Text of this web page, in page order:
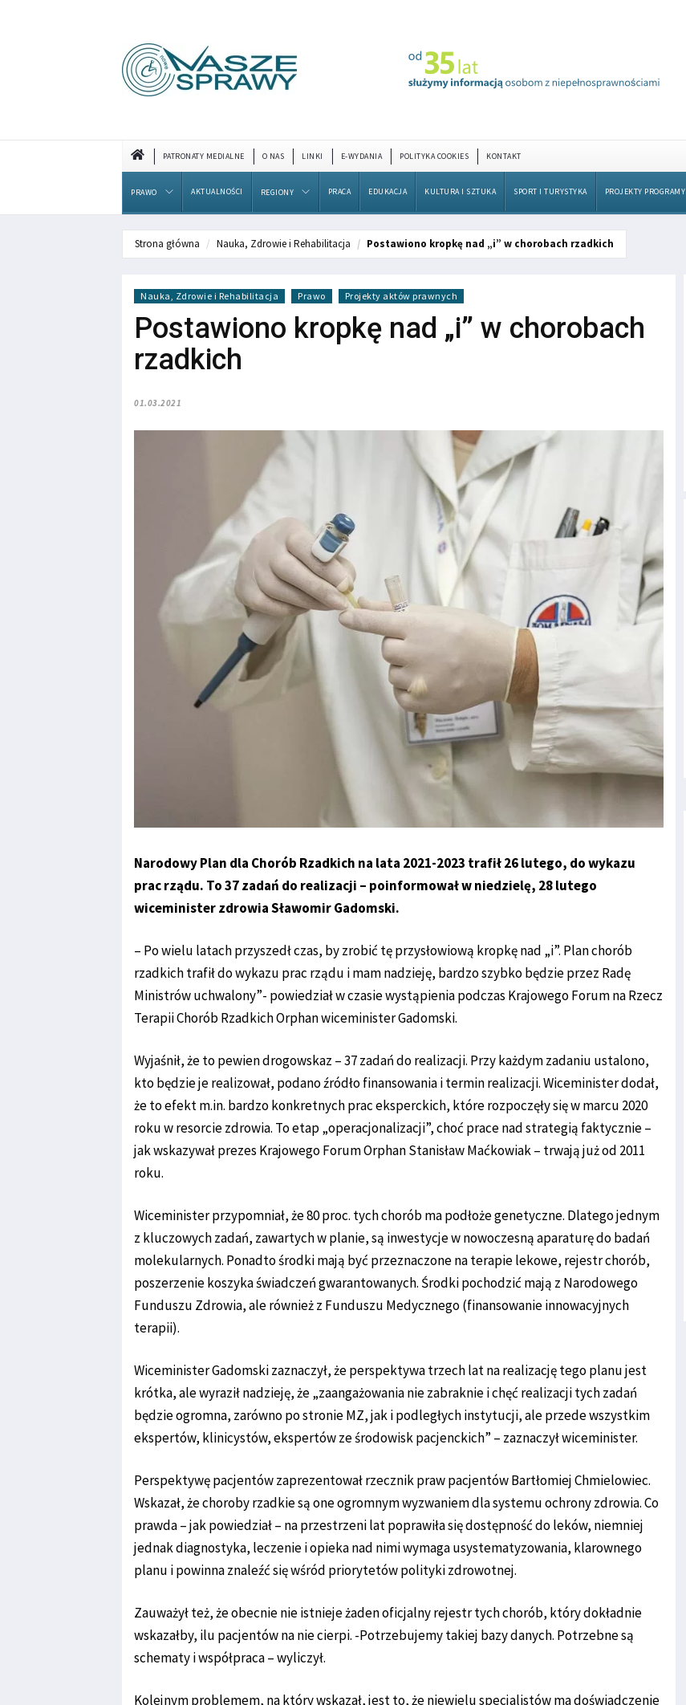
PATRONATY MEDIALNE O NAS LINKI E-WYDANIA POLITYKA COOKIES KONTAKT
PRAWO AKTUALNOŚCI REGIONY PRACA EDUKACJA KULTURA I SZTUKA SPORT I TURYSTYKA PROJEKTY PROGRAMY
Strona główna Nauka, Zdrowie i Rehabilitacja Postawiono kropkę nad „i” w chorobach rzadkich
Nauka, Zdrowie i Rehabilitacja Prawo Projekty aktów prawnych
Postawiono kropkę nad „i” w chorobach
rzadkich
01.03.2021
Narodowy Plan dla Chorób Rzadkich na lata 2021-2023 trafił 26 lutego, do wykazu
prac rządu. To 37 zadań do realizacji – poinformował w niedzielę, 28 lutego
wiceminister zdrowia Sławomir Gadomski.
– Po wielu latach przyszedł czas, by zrobić tę przysłowiową kropkę nad „i”. Plan chorób
rzadkich trafił do wykazu prac rządu i mam nadzieję, bardzo szybko będzie przez Radę
Ministrów uchwalony”- powiedział w czasie wystąpienia podczas Krajowego Forum na Rzecz
Terapii Chorób Rzadkich Orphan wiceminister Gadomski.
Wyjaśnił, że to pewien drogowskaz – 37 zadań do realizacji. Przy każdym zadaniu ustalono,
kto będzie je realizował, podano źródło finansowania i termin realizacji. Wiceminister dodał,
że to efekt m.in. bardzo konkretnych prac eksperckich, które rozpoczęły się w marcu 2020
roku w resorcie zdrowia. To etap „operacjonalizacji”, choć prace nad strategią faktycznie –
jak wskazywał prezes Krajowego Forum Orphan Stanisław Maćkowiak – trwają już od 2011
roku.
Wiceminister przypomniał, że 80 proc. tych chorób ma podłoże genetyczne. Dlatego jednym
z kluczowych zadań, zawartych w planie, są inwestycje w nowoczesną aparaturę do badań
molekularnych. Ponadto środki mają być przeznaczone na terapie lekowe, rejestr chorób,
poszerzenie koszyka świadczeń gwarantowanych. Środki pochodzić mają z Narodowego
Funduszu Zdrowia, ale również z Funduszu Medycznego (finansowanie innowacyjnych
terapii).
Wiceminister Gadomski zaznaczył, że perspektywa trzech lat na realizację tego planu jest
krótka, ale wyraził nadzieję, że „zaangażowania nie zabraknie i chęć realizacji tych zadań
będzie ogromna, zarówno po stronie MZ, jak i podległych instytucji, ale przede wszystkim
ekspertów, klinicystów, ekspertów ze środowisk pacjenckich” – zaznaczył wiceminister.
Perspektywę pacjentów zaprezentował rzecznik praw pacjentów Bartłomiej Chmielowiec.
Wskazał, że choroby rzadkie są one ogromnym wyzwaniem dla systemu ochrony zdrowia. Co
prawda – jak powiedział – na przestrzeni lat poprawiła się dostępność do leków, niemniej
jednak diagnostyka, leczenie i opieka nad nimi wymaga usystematyzowania, klarownego
planu i powinna znaleźć się wśród priorytetów polityki zdrowotnej.
Zauważył też, że obecnie nie istnieje żaden oficjalny rejestr tych chorób, który dokładnie
wskazałby, ilu pacjentów na nie cierpi. -Potrzebujemy takiej bazy danych. Potrzebne są
schematy i współpraca – wyliczył.
Kolejnym problemem, na który wskazał, jest to, że niewielu specjalistów ma doświadczenie